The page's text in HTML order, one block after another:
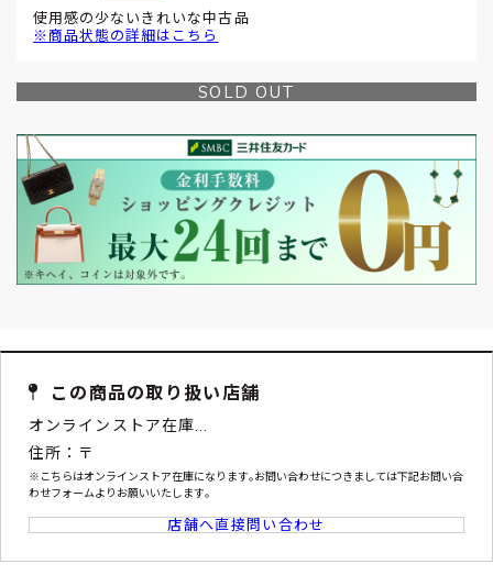
使用感の少ないきれいな中古品
※商品状態の詳細はこちら
SOLD OUT
この商品の取り扱い店舗
オンラインストア在庫...
住所：〒
※こちらはオンラインストア在庫になります｡お問い合わせにつきましては下記お問い合
わせフォームよりお願いいたします｡
店舗へ直接問い合わせ